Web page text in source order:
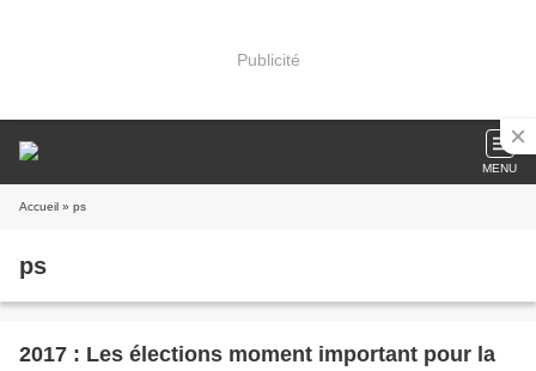
Publicité
MENU
Accueil » ps
ps
2017 : Les élections moment important pour la